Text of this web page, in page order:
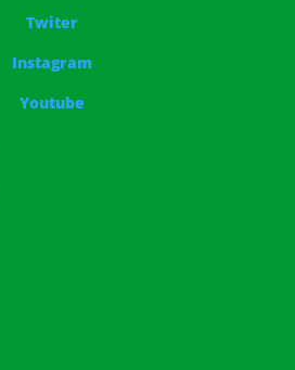
Twiter
Instagram
Youtube